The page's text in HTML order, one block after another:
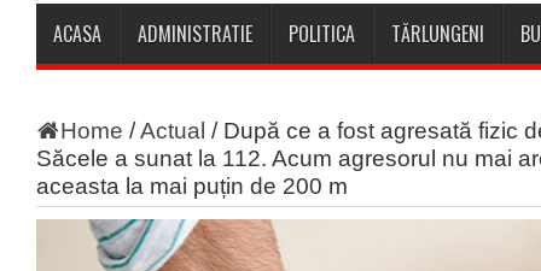
ACASA ADMINISTRATIE POLITICA TĂRLUNGENI
Home /Actual / După ce a fost agresată fizic
Săcele a sunat la 112. Acum agresorul nu mai
aceasta la mai puțin de 200 m